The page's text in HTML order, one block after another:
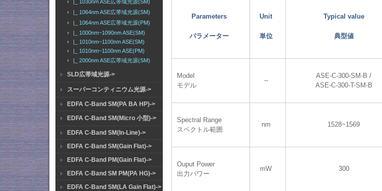
|_ 1030nm ASE広帯域光源(SM)
|_ 1064nm ASE広帯域光源(SM)
|_ 1064nm ASE広帯域光源(PM)
|_ 1000nm~1090nm ASE(SM)
|_ 1010nm~1100nm ASE(SM)
|_ 1010nm~1100nm ASE(PM)
|_ 2000nm ASE広帯域光源(SM)
SLD広帯域光源->
スーパーコンティニウム光源->
EDFA C-Band SM(PA BA HP)->
EDFA C-Band SM(Micro 小型)->
EDFA C-Band SM(In-Line)->
EDFA C-Band SM(Gain Flat)->
EDFA C-Band PM(Gain Flat)->
EDFA C-Band SM PM(PA HG)->
EDFA C-Band SM(LA Gain Flat)->
Parameters
パラメーター
Unit
単位
Typical value
典型値
Model
モデル
--
ASE-C-300-SM-B /
ASE-C-300-T-SM-B
Spectral Range
スペクトル範囲
nm 1528~1569
Ouput Power
出力パワー
mW 300